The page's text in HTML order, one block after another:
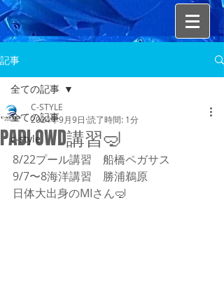
記事
全ての記事
c-style
全ての記事
PADI OWD講習🤿
C-STYLE
2024年9月9日 読了時間: 1分
8/22プール講習　船橋ペガサス
9/7〜8海洋講習　勝浦鵜原
日体大出身のMIさん🤿